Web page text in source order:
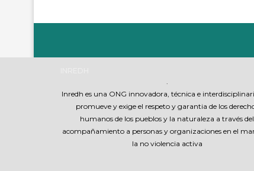
.
Inredh es una ONG innovadora, técnica e
promueve y exige el respeto y garantia de los
humanos de los pueblos y la naturaleza a través del
acompañamiento a personas y organizaciones en el
la no violencia activa